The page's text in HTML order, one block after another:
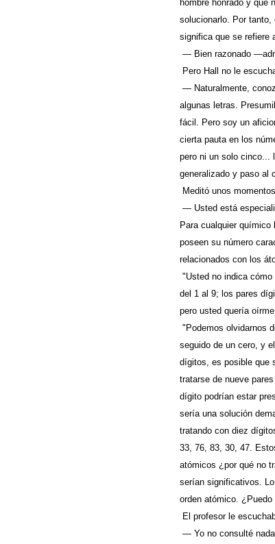
hombre honrado y que
solucionarlo. Por
significa que se refiere
— Bien razonado
Pero Hall no le
— Naturalmente,
algunas letras.
fácil. Pero soy un
cierta pauta en los
pero ni un solo cinco...
generalizado y paso al
Meditó unos
— Usted está
Para cualquier
poseen su número
relacionados con los
"Usted no indica
del 1 al 9; los pares
pero usted quería
"Podemos olvidarnos
seguido de un cero, y
dígitos, es posible que
tratarse de nueve
dígito podrían estar
sería una solución
tratando con diez
33, 76, 83, 30, 47.
atómicos ¿por qué no
serían significativos.
orden atómico.
El profesor le
— Yo no consulté